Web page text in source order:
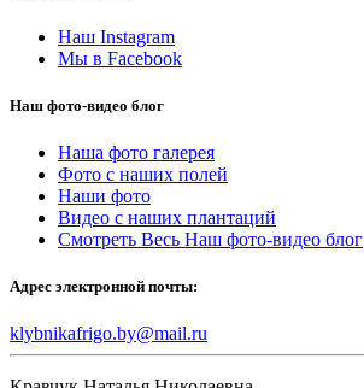
Наш Instagram
Мы в Facebook
Наш фото-видео блог
Наша фото галерея
Фото с наших полей
Наши фото
Видео с наших плантаций
Смотреть Весь Наш фото-видео блог
Адрес электронной почты:
klybnikafrigo.by@mail.ru